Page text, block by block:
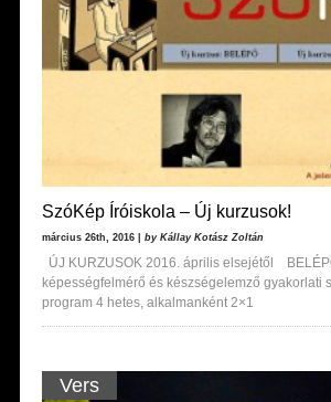
SzóKép Íróiskola – Új kurzusok!
március 26th, 2016 | by Kállay Kotász Zoltán
ÚJ KURZUSOK 2016. április elsejétől
képességfelmérő és készségelemző gyakorlati
program 4 hetes, alkalmanként 2×1
Vers